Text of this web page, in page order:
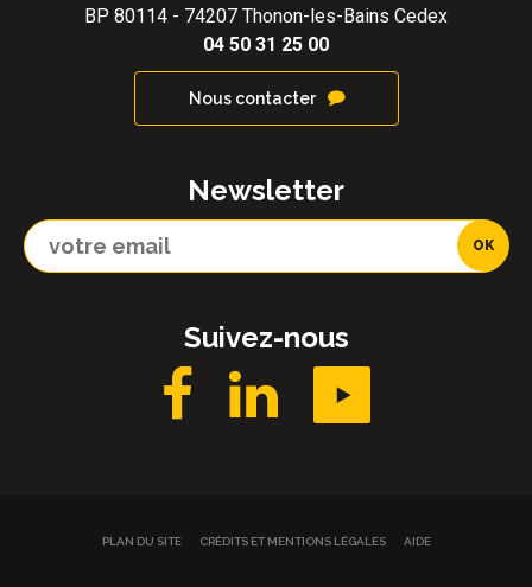
BP 80114 - 74207 Thonon-les-Bains Cedex
04 50 31 25 00
Nous contacter
Newsletter
Suivez-nous
PLAN DU SITE CRÉDITS ET MENTIONS LÉGALES AIDE